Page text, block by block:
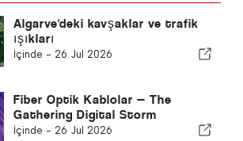
Algarve'deki kavşaklar ve trafik
ışıkları
İçinde - 26 Jul 2026
Fiber Optik Kablolar — The
Gathering Digital Storm
İçinde - 26 Jul 2026